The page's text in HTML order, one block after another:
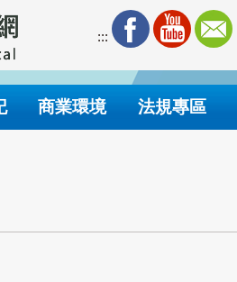
:::
商業環境 法規專區